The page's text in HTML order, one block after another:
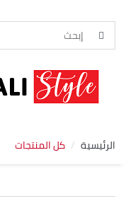
الرئيسية كل المنتجات